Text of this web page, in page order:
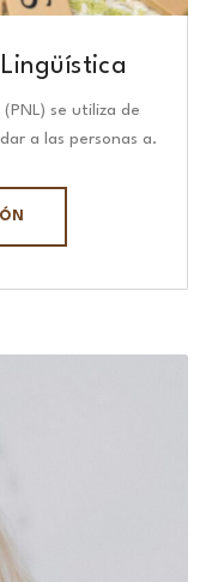
se utiliza de
a las personas a.